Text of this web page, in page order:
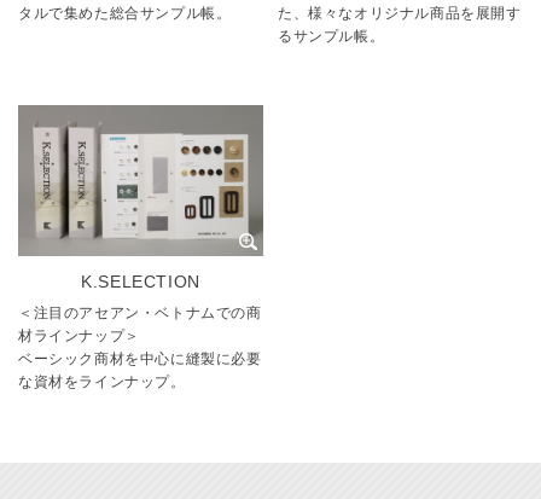
タルで集めた総合サンプル帳。
た、様々なオリジナル商品を展開す
るサンプル帳。
K.SELECTION
＜注目のアセアン・ベトナムでの商
材ラインナップ＞
ベーシック商材を中心に縫製に必要
な資材をラインナップ。